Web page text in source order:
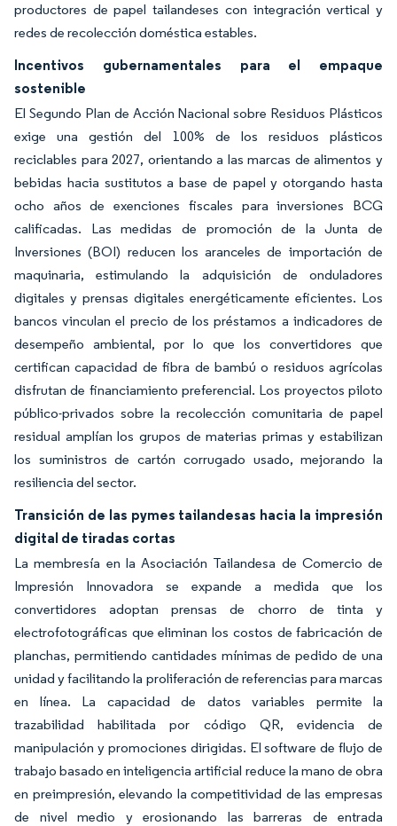
productores de papel tailandeses con integración vertical y
redes de recolección doméstica estables.
Incentivos gubernamentales para el empaque
sostenible
El Segundo Plan de Acción Nacional sobre Residuos Plásticos
exige una gestión del 100% de los residuos plásticos
reciclables para 2027, orientando a las marcas de alimentos y
bebidas hacia sustitutos a base de papel y otorgando hasta
ocho años de exenciones fiscales para inversiones BCG
calificadas. Las medidas de promoción de la Junta de
Inversiones (BOI) reducen los aranceles de importación de
maquinaria, estimulando la adquisición de onduladores
digitales y prensas digitales energéticamente eficientes. Los
bancos vinculan el precio de los préstamos a indicadores de
desempeño ambiental, por lo que los convertidores que
certifican capacidad de fibra de bambú o residuos agrícolas
disfrutan de financiamiento preferencial. Los proyectos piloto
público-privados sobre la recolección comunitaria de papel
residual amplían los grupos de materias primas y estabilizan
los suministros de cartón corrugado usado, mejorando la
resiliencia del sector.
Transición de las pymes tailandesas hacia la impresión
digital de tiradas cortas
La membresía en la Asociación Tailandesa de Comercio de
Impresión Innovadora se expande a medida que los
convertidores adoptan prensas de chorro de tinta y
electrofotográficas que eliminan los costos de fabricación de
planchas, permitiendo cantidades mínimas de pedido de una
unidad y facilitando la proliferación de referencias para marcas
en línea. La capacidad de datos variables permite la
trazabilidad habilitada por código QR, evidencia de
manipulación y promociones dirigidas. El software de flujo de
trabajo basado en inteligencia artificial reduce la mano de obra
en preimpresión, elevando la competitividad de las empresas
de nivel medio y erosionando las barreras de entrada